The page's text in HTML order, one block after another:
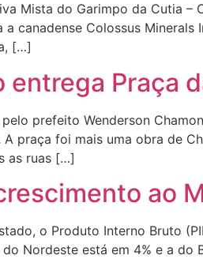
Mista do Garimpo da Cutia
canadense Colossus
[…]
Praça
prefeito Wenderson
praça foi mais uma obra de
as ruas […]
ao
o Produto Interno Bruto
Nordeste está em 4% e a do